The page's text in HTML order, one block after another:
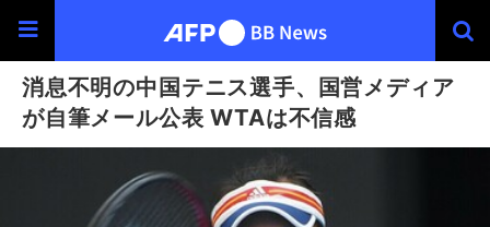
消息不明の中国テニス選手、国営メディア
が自筆メール公表 WTAは不信感